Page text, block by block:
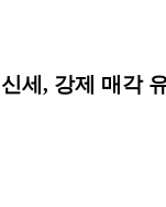
세, 강제 매각